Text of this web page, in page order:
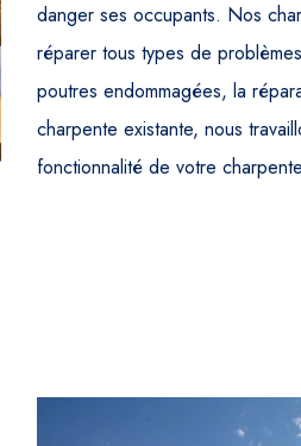
danger ses occupants. Nos
réparer tous types de
poutres endommagées, la
charpente existante, nous
fonctionnalité de votre